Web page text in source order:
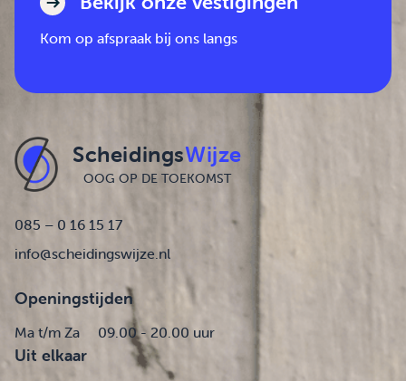
Kom op afspraak bij ons langs
ScheidingsWijze
OOG OP DE TOEKOMST
085 – 0 16 15 17
info@scheidingswijze.nl
Openingstijden
Ma t/m Za 09.00 - 20.00 uur
Uit elkaar